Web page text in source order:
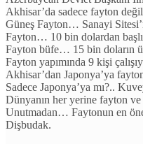
Akhisar’da sadece fayton
Güneş Fayton… Sanayi
Fayton… 10 bin dolardan
Fayton büfe… 15 bin doların
Fayton yapımında 9 kişi
Akhisar’dan Japonya’ya
Sadece Japonya’ya mı?..
Dünyanın her yerine fayton
Unutmadan… Faytonun en
Dişbudak.